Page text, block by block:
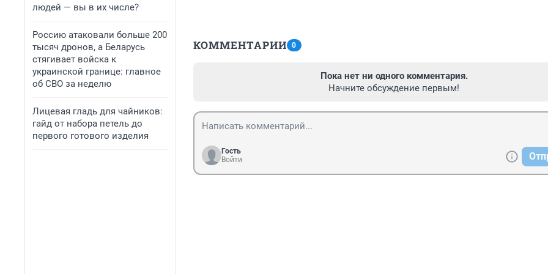
людей — вы в их числе?
Россию атаковали больше 200
тысяч дронов, а Беларусь
стягивает войска к
украинской границе: главное
об СВО за неделю
Лицевая гладь для чайников:
гайд от набора петель до
первого готового изделия
КОММЕНТАРИИ 0
Пока нет ни одного комментария.
Начните обсуждение первым!
Гость
Войти